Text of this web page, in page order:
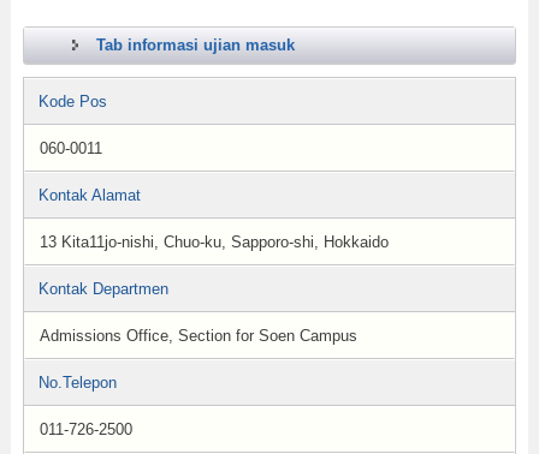
Tab informasi ujian masuk
Kode Pos
060-0011
Kontak Alamat
13 Kita11jo-nishi, Chuo-ku, Sapporo-shi, Hokkaido
Kontak Departmen
Admissions Office, Section for Soen Campus
No.Telepon
011-726-2500